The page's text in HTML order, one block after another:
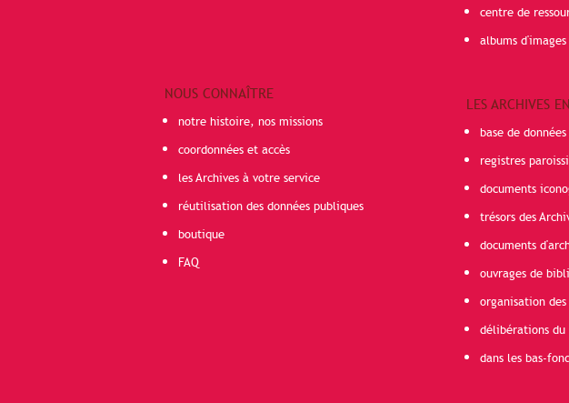
NOUS CONNAÎTRE
notre histoire, nos missions
coordonnées et accès
les Archives à votre service
réutilisation des données publiques
boutique
FAQ
centre de
albums
LES ARCHIVES
base de
registres
documents
trésors des
documents
ouvrages de
organisation des
délibérations du
dans les bas-